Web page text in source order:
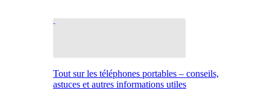
Tout sur les téléphones portables – conseils,
astuces et autres informations utiles